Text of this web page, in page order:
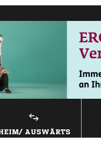
AUSWÄRTS